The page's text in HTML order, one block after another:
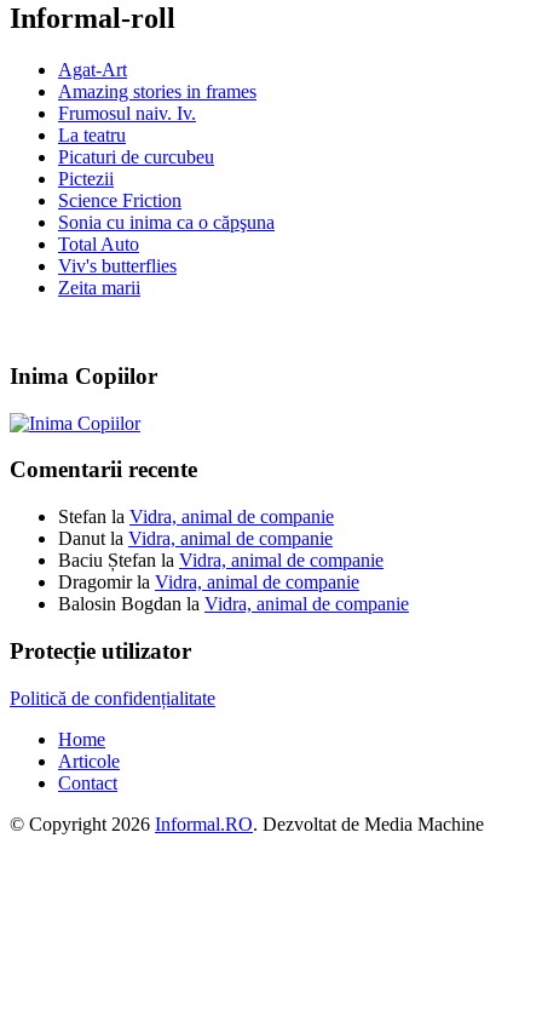
Informal-roll
Agat-Art
Amazing stories in frames
Frumosul naiv. Iv.
La teatru
Picaturi de curcubeu
Pictezii
Science Friction
Sonia cu inima ca o căpşuna
Total Auto
Viv's butterflies
Zeita marii
Inima Copiilor
Comentarii recente
Stefan la Vidra, animal de companie
Danut la Vidra, animal de companie
Baciu Ștefan la Vidra, animal de companie
Dragomirla Vidra, animal de companie
Balosin Bogdan la Vidra, animal de companie
Protecție utilizator
Politică de confidențialitate
Home
Articole
Contact
© Copyright 2026 Informal.RO. Dezvoltat de Media Machine